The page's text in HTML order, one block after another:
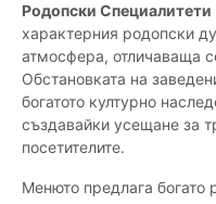
Родопски Специалитети
характерния родопски
атмосфера, отличаваща
Обстановката на
богатото културно
създавайки усещане за
посетителите.
Менюто предлага богато